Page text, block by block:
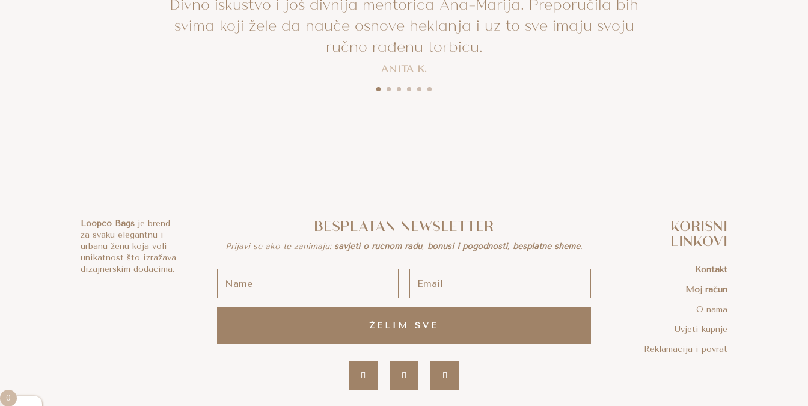
Divno iskustvo i još divnija mentorica Ana-Marija. Preporučila bih
svima koji žele da nauče osnove heklanja i uz to sve imaju svoju
ručno rađenu torbicu.
ANITA K.
Loopco Bags je brend
za svaku elegantnu i
urbanu ženu koja voli
unikatnost što izražava
dizajnerskim dodacima.
BESPLATAN NEWSLETTER
Prijavi se ako te zanimaju: savjeti o ručnom radu, bonusi i pogodnosti, besplatne sheme.
ŽELIM SVE
KORISNI
LINKOVI
Kontakt
Moj račun
O nama
Uvjeti kupnje
Reklamacija i povrat
0